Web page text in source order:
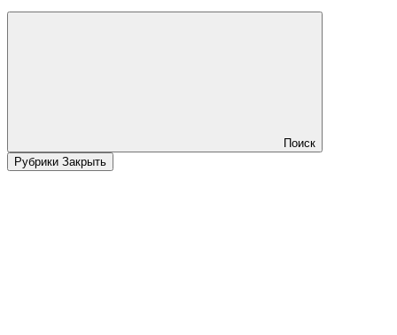
Поиск
Рубрики Закрыть